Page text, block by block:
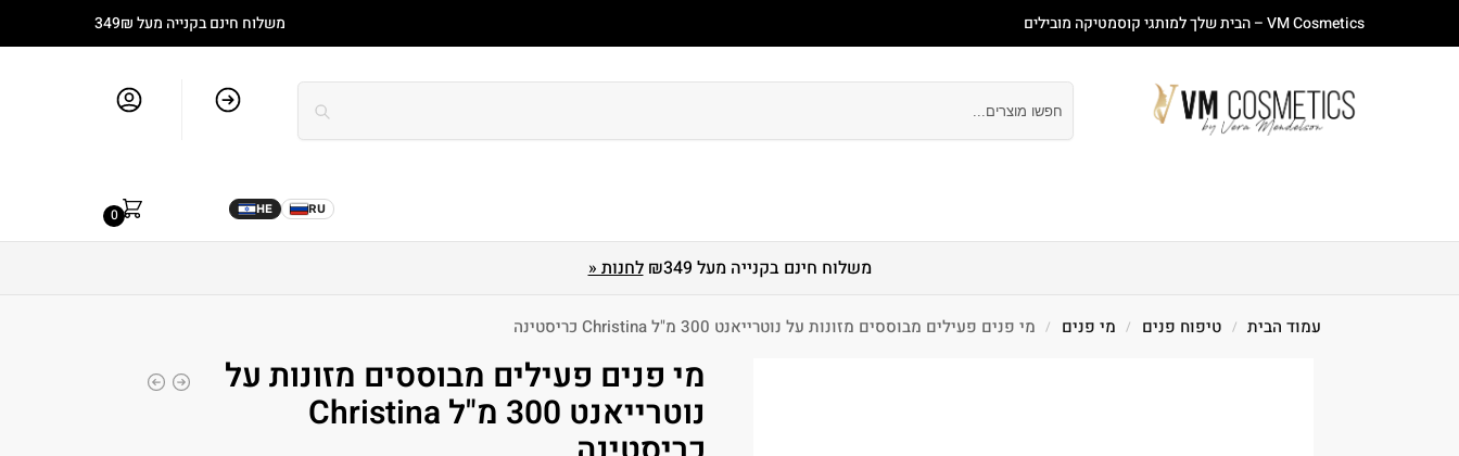
VM Cosmetics – הבית שלך למותגי קוסמטיקה מובילים משלוח חינם בקנייה מעל 349₪
HE RU
0
משלוח חינם בקנייה מעל ₪349 לחנות «
עמוד הבית / טיפוח פנים / מי פנים / מי פנים פעילים מבוססים מזונות על נוטרייאנט 300 מ"ל Christina כריסטינה
מי פנים פעילים מבוססים מזונות על
נוטרייאנט 300 מ"ל Christina